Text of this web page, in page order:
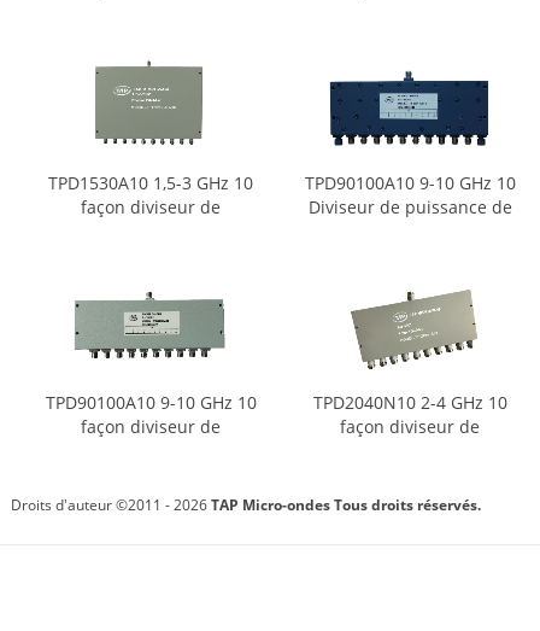
TPD1530A10 1,5-3 GHz 10
façon diviseur de
TPD90100A10 9-10 GHz 10
Diviseur de puissance de
TPD90100A10 9-10 GHz 10
façon diviseur de
TPD2040N10 2-4 GHz 10
façon diviseur de
Droits d'auteur ©2011 - 2026TAP Micro-ondesTous droits réservés.